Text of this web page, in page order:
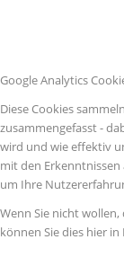
Google Analytics
Diese Cookies
zusammengefasst -
wird und wie effektiv
mit den Erkenntnissen
um Ihre
Wenn Sie nicht
können Sie dies hier